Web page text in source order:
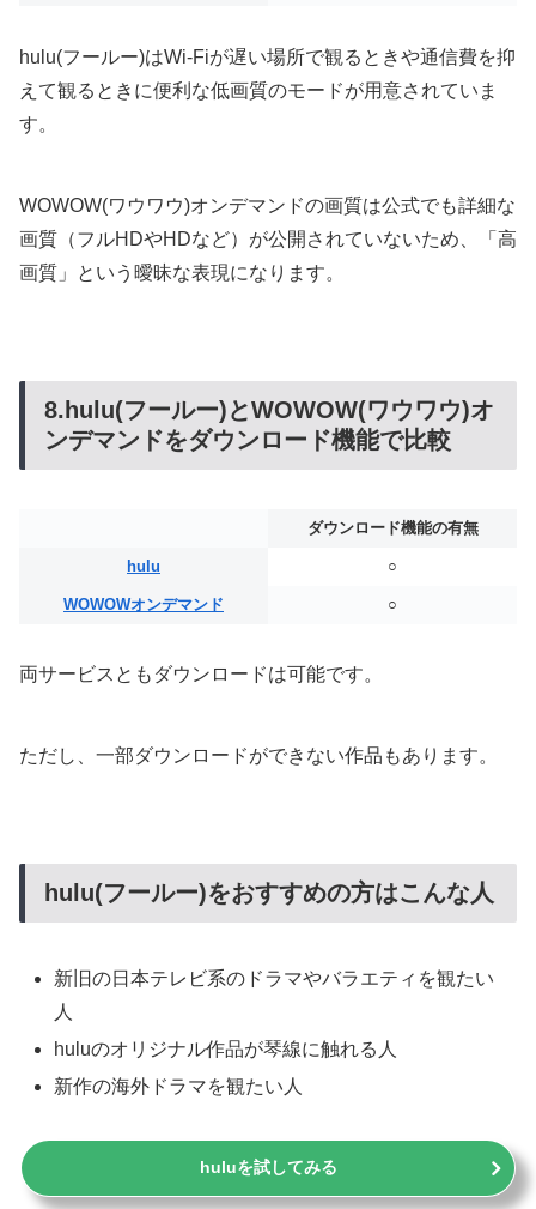
hulu(フールー)はWi-Fiが遅い場所で観るときや通信費を抑
えて観るときに便利な低画質のモードが用意されていま
す。
WOWOW(ワウワウ)オンデマンドの画質は公式でも詳細な
画質（フルHDやHDなど）が公開されていないため、「高
画質」という曖昧な表現になります。
8.hulu(フールー)とWOWOW(ワウワウ)オ
ンデマンドをダウンロード機能で比較
ダウンロード機能の有無
hulu ○
WOWOWオンデマンド ○
両サービスともダウンロードは可能です。
ただし、一部ダウンロードができない作品もあります。
hulu(フールー)をおすすめの方はこんな人
新旧の日本テレビ系のドラマやバラエティを観たい
人
huluのオリジナル作品が琴線に触れる人
新作の海外ドラマを観たい人
huluを試してみる